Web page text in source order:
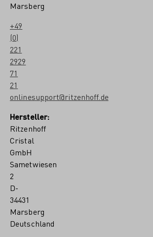
Marsberg
+49
(0)
221
2929
71
21
onlinesupport@ritzenhoff.de
Hersteller:
Ritzenhoff
Cristal
GmbH
Sametwiesen
2
D-
34431
Marsberg
Deutschland